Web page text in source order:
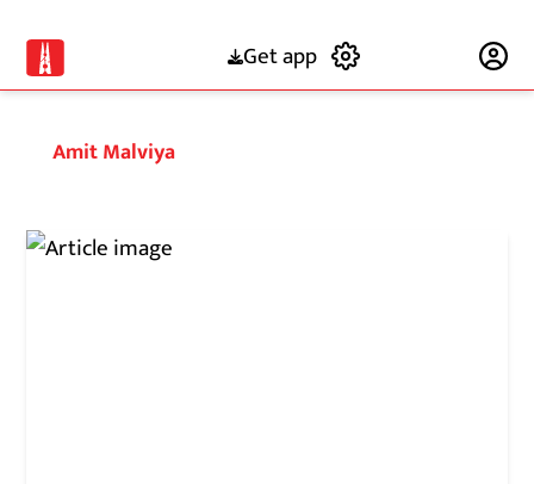
Get app
Amit Malviya